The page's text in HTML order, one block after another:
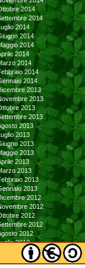
Ottobre 2014
Settembre 2014
Luglio 2014
Giugno 2014
Maggio 2014
Aprile 2014
Marzo 2014
Febbraio 2014
Gennaio 2014
Dicembre 2013
Novembre 2013
Ottobre 2013
Settembre 2013
Agosto 2013
Luglio 2013
Giugno 2013
Maggio 2013
Aprile 2013
Marzo 2013
Febbraio 2013
Gennaio 2013
Dicembre 2012
Novembre 2012
Ottobre 2012
Settembre 2012
Agosto 2012
Luglio 2012
Giugno 2012
Maggio 2012